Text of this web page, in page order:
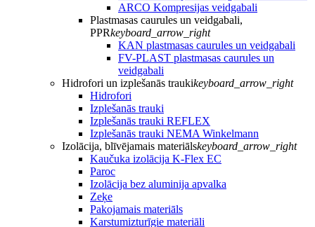
ARCO Kompresijas veidgabali
Plastmasas caurules un veidgabali,
PPRkeyboard_arrow_right
KAN plastmasas caurules un veidgabali
FV-PLAST plastmasas caurules un
veidgabali
Hidrofori un izplešanās traukikeyboard_arrow_right
Hidrofori
Izplešanās trauki
Izplešanās trauki REFLEX
Izplešanās trauki NEMA Winkelmann
Izolācija, blīvējamais materiālskeyboard_arrow_right
Kaučuka izolācija K-Flex EC
Paroc
Izolācija bez aluminija apvalka
Zeķe
Pakojamais materiāls
Karstumizturīgie materiāli